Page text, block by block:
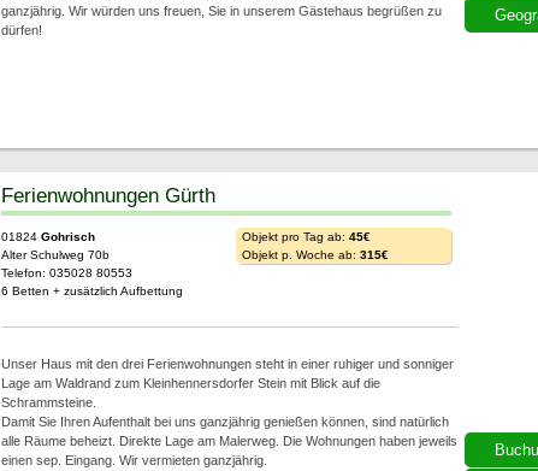
ganzjährig. Wir würden uns freuen, Sie in unserem Gästehaus begrüßen zu
dürfen!
Ferienwohnungen Gürth
01824 Gohrisch
Alter Schulweg 70b
Telefon: 035028 80553
6 Betten + zusätzlich Aufbettung
Objekt pro Tag ab: 45€
Objekt p. Woche ab: 315€
Unser Haus mit den drei Ferienwohnungen steht in einer ruhiger und sonniger
Lage am Waldrand zum Kleinhennersdorfer Stein mit Blick auf die
Schrammsteine.
Damit Sie Ihren Aufenthalt bei uns ganzjährig genießen können, sind natürlich
alle Räume beheizt. Direkte Lage am Malerweg. Die Wohnungen haben jeweils
einen sep. Eingang. Wir vermieten ganzjährig.